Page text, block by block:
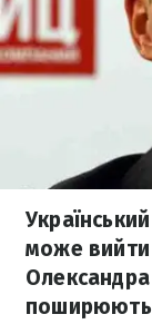
може вийти